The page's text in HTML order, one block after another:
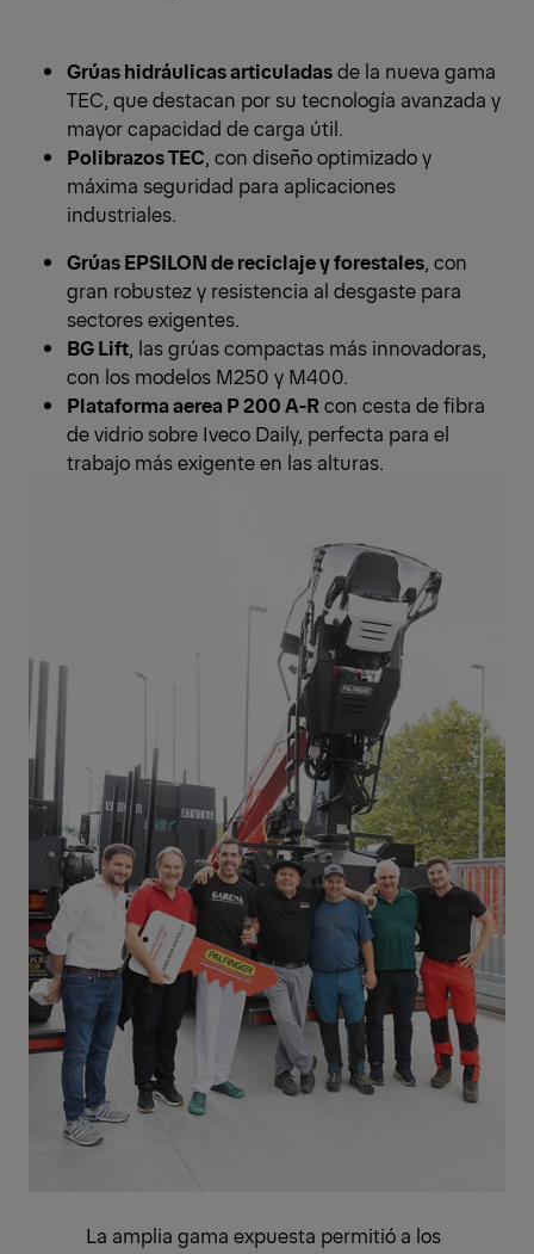
Grúas hidráulicas articuladasde la nueva gama
TEC, que destacan por su tecnología avanzada y
mayor capacidad de carga útil.
Polibrazos TEC, con diseño optimizado y
máxima seguridad para aplicaciones
industriales.
Grúas EPSILON de reciclaje y forestales, con
gran robustez y resistencia al desgaste para
sectores exigentes.
BG Lift, las grúas compactas más innovadoras,
con los modelos M250 y M400.
Plataforma aerea P 200 A-Rcon cesta de fibra
de vidrio sobre Iveco Daily, perfecta para el
trabajo más exigente en las alturas.
La amplia gama expuesta permitió a los